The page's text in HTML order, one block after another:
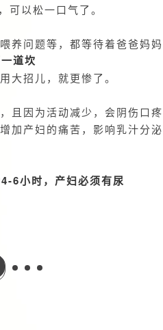
可以松一口气了。
问题等，都等待着爸爸妈妈
道坎
大招儿，就更惨了。
且因为活动减少，会阴伤口
加产妇的痛苦，影响乳汁分
6小时，产妇必须有尿